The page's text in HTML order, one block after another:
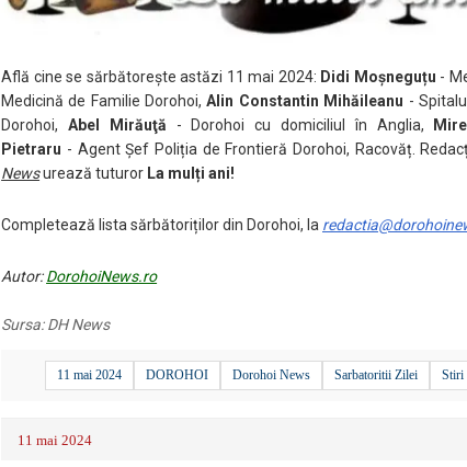
Află cine se sărbătoreşte astăzi 11 mai 2024: Didi Moșneguțu -
Medicină de Familie Dorohoi,Alin Constantin Mihăileanu -
Dorohoi, Abel Mirăuţă - Dorohoi cu domiciliul în Anglia,
Pietraru - Agent Șef Poliția de Frontieră Dorohoi, Racovăț.
Newsurează tuturor La mulți ani!
Completează lista sărbătoriților din Dorohoi, la
Autor:DorohoiNews.ro
Sursa:DH News
11 mai 2024 DOROHOI Dorohoi News Sarbatoritii Zilei Stiri
11 mai 2024